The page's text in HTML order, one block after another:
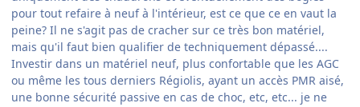
pour tout refaire à neuf à l'intérieur, est ce que ce en vaut la
peine? Il ne s'agit pas de cracher sur ce très bon matériel,
mais qu'il faut bien qualifier de techniquement dépassé....
Investir dans un matériel neuf, plus confortable que les AGC
ou même les tous derniers Régiolis, ayant un accès PMR aisé,
une bonne sécurité passive en cas de choc, etc, etc... je ne